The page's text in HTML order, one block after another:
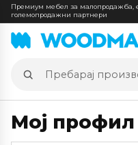
Премиум мебел за малопродажба,
големопродажни партнери
Пребарај
производи
Мој профил